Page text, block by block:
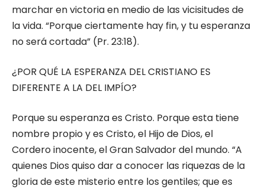
marchar en victoria en medio de las vicisitudes de
la vida. “Porque ciertamente hay fin, y tu esperanza
no será cortada” (Pr. 23:18).
¿POR QUÉ LA ESPERANZA DEL CRISTIANO ES
DIFERENTE A LA DEL IMPÍO?
Porque su esperanza es Cristo. Porque esta tiene
nombre propio y es Cristo, el Hijo de Dios, el
Cordero inocente, el Gran Salvador del mundo. “A
quienes Dios quiso dar a conocer las riquezas de la
gloria de este misterio entre los gentiles; que es